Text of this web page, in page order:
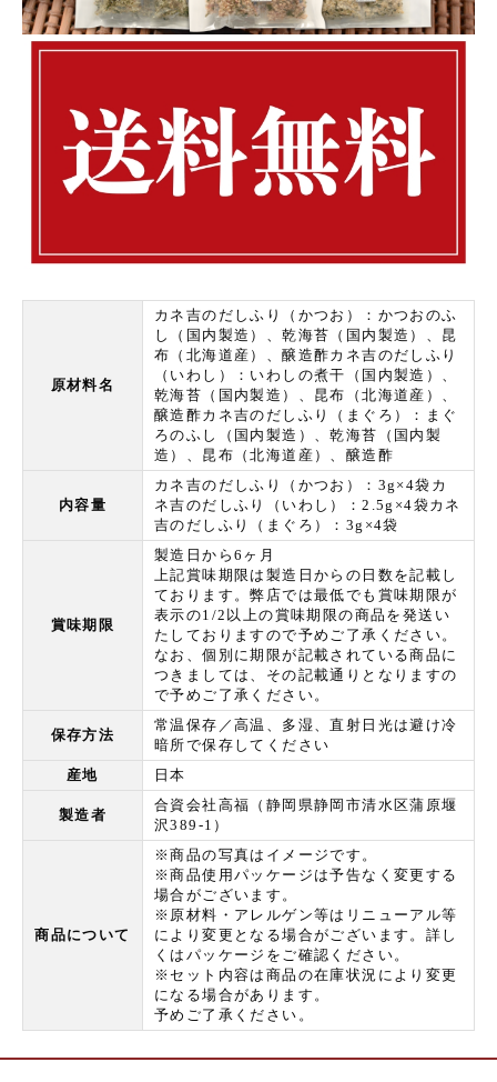
原材料名
カネ吉のだしふり（かつお）：かつおのふ
し（国内製造）、乾海苔（国内製造）、昆
布（北海道産）、醸造酢カネ吉のだしふり
（いわし）：いわしの煮干（国内製造）、
乾海苔（国内製造）、昆布（北海道産）、
醸造酢カネ吉のだしふり（まぐろ）：まぐ
ろのふし（国内製造）、乾海苔（国内製
造）、昆布（北海道産）、醸造酢
内容量
カネ吉のだしふり（かつお）：3g×4袋カ
ネ吉のだしふり（いわし）：2.5g×4袋カネ
吉のだしふり（まぐろ）：3g×4袋
賞味期限
製造日から6ヶ月
上記賞味期限は製造日からの日数を記載し
ております。弊店では最低でも賞味期限が
表示の1/2以上の賞味期限の商品を発送い
たしておりますので予めご了承ください。
なお、個別に期限が記載されている商品に
つきましては、その記載通りとなりますの
で予めご了承ください。
保存方法
常温保存／高温、多湿、直射日光は避け冷
暗所で保存してください
産地
日本
製造者
合資会社高福（静岡県静岡市清水区蒲原堰
沢389-1）
商品について
※商品の写真はイメージです。
※商品使用パッケージは予告なく変更する
場合がございます。
※原材料・アレルゲン等はリニューアル等
により変更となる場合がございます。詳し
くはパッケージをご確認ください。
※セット内容は商品の在庫状況により変更
になる場合があります。
予めご了承ください。